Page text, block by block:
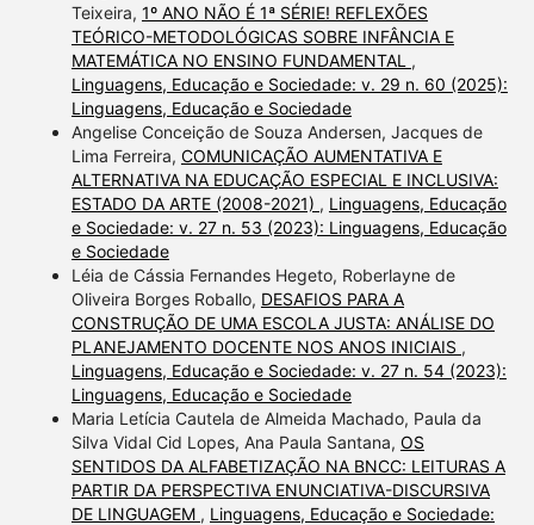
Teixeira, 1º ANO NÃO É 1ª SÉRIE! REFLEXÕES
TEÓRICO-METODOLÓGICAS SOBRE INFÂNCIA E
MATEMÁTICA NO ENSINO FUNDAMENTAL ,
Linguagens, Educação e Sociedade: v. 29 n. 60 (2025):
Linguagens, Educação e Sociedade
Angelise Conceição de Souza Andersen, Jacques de
Lima Ferreira, COMUNICAÇÃO AUMENTATIVA E
ALTERNATIVA NA EDUCAÇÃO ESPECIAL E INCLUSIVA:
ESTADO DA ARTE (2008-2021) , Linguagens, Educação
e Sociedade: v. 27 n. 53 (2023): Linguagens, Educação
e Sociedade
Léia de Cássia Fernandes Hegeto, Roberlayne de
Oliveira Borges Roballo, DESAFIOS PARA A
CONSTRUÇÃO DE UMA ESCOLA JUSTA: ANÁLISE DO
PLANEJAMENTO DOCENTE NOS ANOS INICIAIS ,
Linguagens, Educação e Sociedade: v. 27 n. 54 (2023):
Linguagens, Educação e Sociedade
Maria Letícia Cautela de Almeida Machado, Paula da
Silva Vidal Cid Lopes, Ana Paula Santana, OS
SENTIDOS DA ALFABETIZAÇÃO NA BNCC: LEITURAS A
PARTIR DA PERSPECTIVA ENUNCIATIVA-DISCURSIVA
DE LINGUAGEM , Linguagens, Educação e Sociedade: